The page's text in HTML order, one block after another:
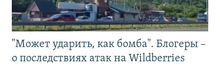
"Может ударить, как бомба". Блогеры –
о последствиях атак на Wildberries